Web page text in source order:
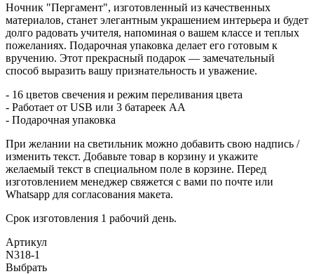
Ночник "Пергамент", изготовленный из качественных
материалов, станет элегантным украшением интерьера и будет
долго радовать учителя, напоминая о вашем классе и теплых
пожеланиях. Подарочная упаковка делает его готовым к
вручению. Этот прекрасный подарок — замечательный
способ выразить вашу признательность и уважение.
- 16 цветов свечения и режим переливания цвета
- Работает от USB или 3 батареек АА
- Подарочная упаковка
При желании на светильник можно добавить свою надпись /
изменить текст. Добавьте товар в корзину и укажите
желаемый текст в специальном поле в корзине. Перед
изготовлением менеджер свяжется с вами по почте или
Whatsapp для согласования макета.
Срок изготовления 1 рабочий день.
Артикул
N318-1
Выбрать